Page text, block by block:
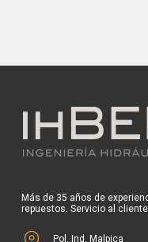
Más de 35 años de
repuestos. Servicio al
Pol. Ind. Malpica